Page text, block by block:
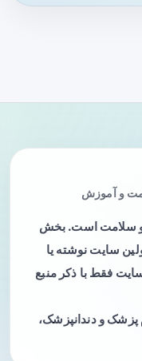
و آموزش
و سلامت است. بخش
سایت نوشته یا
فقط با ذکر منبع
و دندانپزشک،